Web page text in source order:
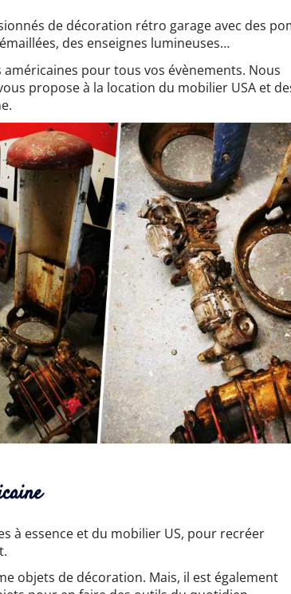
de décoration rétro garage avec des
des enseignes lumineuses…
pour tous vos évènements. Nous
propose à la location du mobilier USA et
à essence et du mobilier US, pour recréer
objets de décoration. Mais, il est également